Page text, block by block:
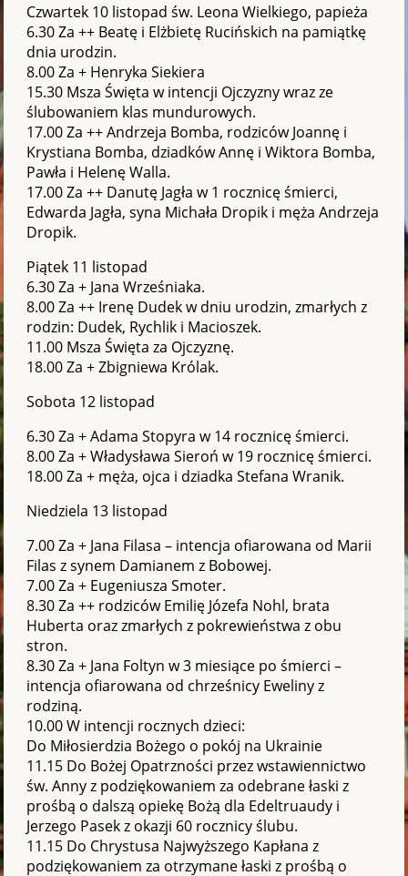
Czwartek 10 listopad św. Leona Wielkiego, papieża
6.30 Za ++ Beatę i Elżbietę Rucińskich na pamiątkę
dnia urodzin.
8.00 Za + Henryka Siekiera
15.30 Msza Święta w intencji Ojczyzny wraz ze
ślubowaniem klas mundurowych.
17.00 Za ++ Andrzeja Bomba, rodziców Joannę i
Krystiana Bomba, dziadków Annę i Wiktora Bomba,
Pawła i Helenę Walla.
17.00 Za ++ Danutę Jagła w 1 rocznicę śmierci,
Edwarda Jagła, syna Michała Dropik i męża Andrzeja
Dropik.
Piątek 11 listopad
6.30 Za + Jana Wrześniaka.
8.00 Za ++ Irenę Dudek w dniu urodzin, zmarłych z
rodzin: Dudek, Rychlik i Macioszek.
11.00 Msza Święta za Ojczyznę.
18.00 Za + Zbigniewa Królak.
Sobota 12 listopad
6.30 Za + Adama Stopyra w 14 rocznicę śmierci.
8.00 Za + Władysława Sieroń w 19 rocznicę śmierci.
18.00 Za + męża, ojca i dziadka Stefana Wranik.
Niedziela 13 listopad
7.00 Za + Jana Filasa – intencja ofiarowana od Marii
Filas z synem Damianem z Bobowej.
7.00 Za + Eugeniusza Smoter.
8.30 Za ++ rodziców Emilię Józefa Nohl, brata
Huberta oraz zmarłych z pokrewieństwa z obu
stron.
8.30 Za + Jana Foltyn w 3 miesiące po śmierci –
intencja ofiarowana od chrześnicy Eweliny z
rodziną.
10.00 W intencji rocznych dzieci:
Do Miłosierdzia Bożego o pokój na Ukrainie
11.15 Do Bożej Opatrzności przez wstawiennictwo
św. Anny z podziękowaniem za odebrane łaski z
prośbą o dalszą opiekę Bożą dla Edeltruaudy i
Jerzego Pasek z okazji 60 rocznicy ślubu.
11.15 Do Chrystusa Najwyższego Kapłana z
podziękowaniem za otrzymane łaski z prośbą o